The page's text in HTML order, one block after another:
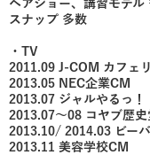
ヘアショー、講習モデル
スナップ 多数
・TV
2011.09 J-COM カフェ
2013.05 NEC企業CM
2013.07 ジャルやるっ！
2013.07～08 コヤブ歴史
2013.10/ 2014.03 ビー
2013.11 美容学校CM